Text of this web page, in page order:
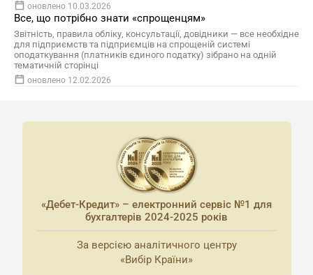
оновлено 10.03.2026
Все, що потрібно знати «спрощенцям»
Звітність, правила обліку, консультації, довідники — все необхідне
для підприємств та підприємців на спрощеній системі
оподаткування (платників єдиного податку) зібрано на одній
тематичній сторінці
оновлено 12.02.2026
«Дебет-Кредит» – електронний сервіс №1 для
бухгалтерів 2024-2025 років
За версією аналітичного центру
«Вибір Країни»